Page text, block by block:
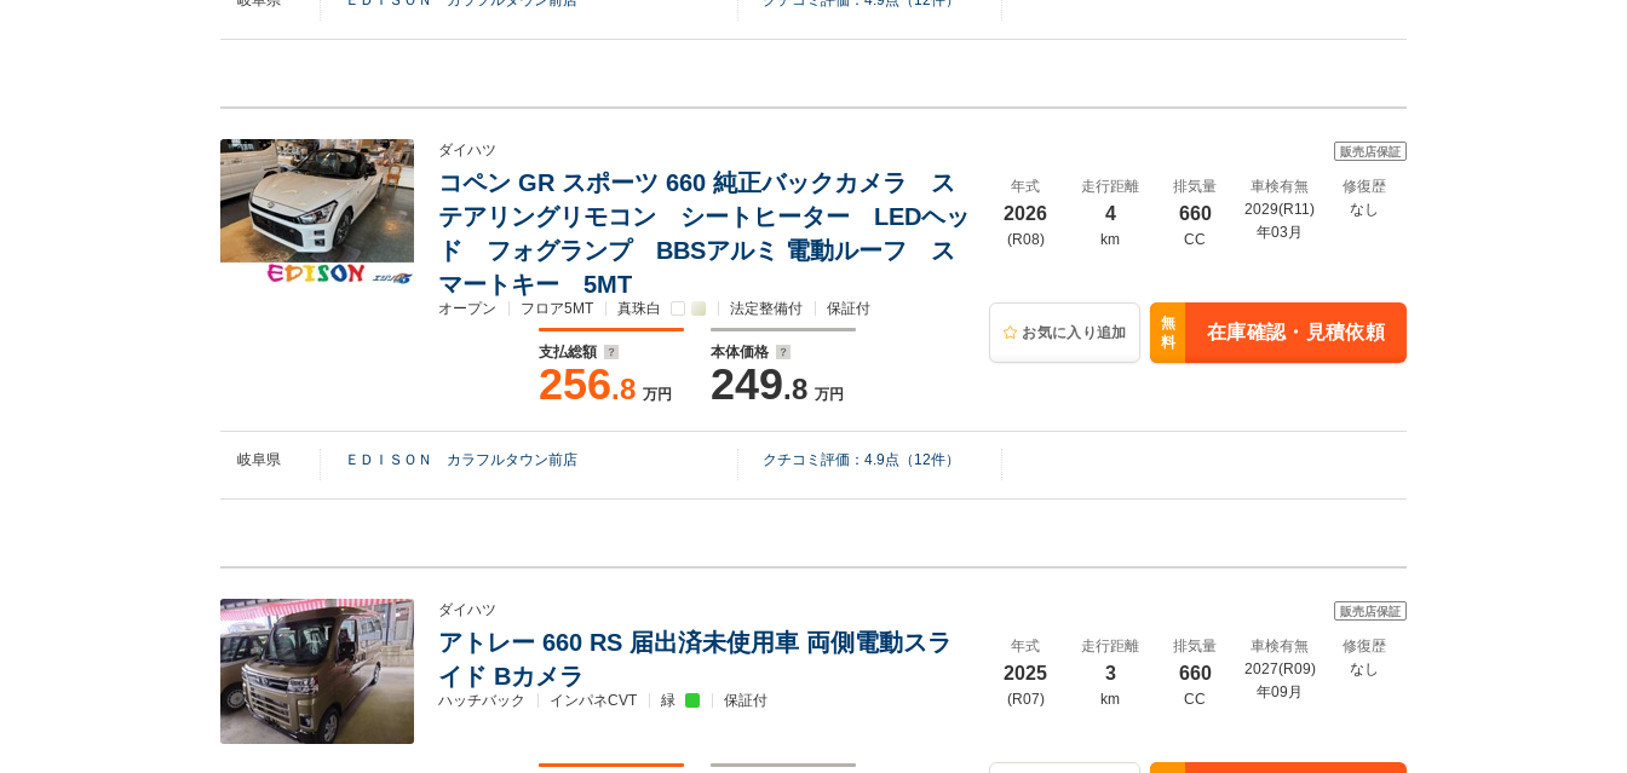
ダイハツ
コペン GR スポーツ 660 純正バックカメラ ス
テアリングリモコン シートヒーター LEDヘッ
ド フォグランプ BBSアルミ 電動ルーフ ス
マートキー 5MT
オープン フロア5MT 真珠白 法定整備付 保証付
支払総額
256.8 万円
本体価格
249.8 万円
販売店保証
年式
2026
(R08)
走行距離
4
km
排気量
660
CC
車検有無
2029(R11)
年03月
修復歴
なし
お気に入り追加
無
料
在庫確認・見積依頼
岐阜県 ＥＤＩＳＯＮ カラフルタウン前店 クチコミ評価： 4.9点（ 12件）
ダイハツ
アトレー 660 RS 届出済未使用車 両側電動スラ
イド Bカメラ
ハッチバック インパネCVT 緑 保証付
販売店保証
年式
2025
(R07)
走行距離
3
km
排気量
660
CC
車検有無
2027(R09)
年09月
修復歴
なし